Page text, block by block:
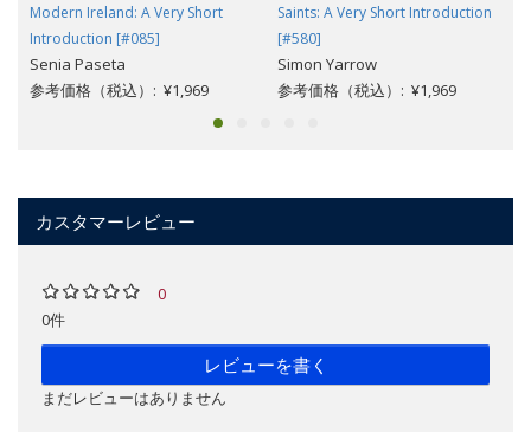
Modern Ireland: A Very Short
Introduction [#085]
Senia Paseta
参考価格（税込）: ¥1,969
Saints: A Very Short Introduction
[#580]
Simon Yarrow
参考価格（税込）: ¥1,969
カスタマーレビュー
0
0件
レビューを書く
まだレビューはありません